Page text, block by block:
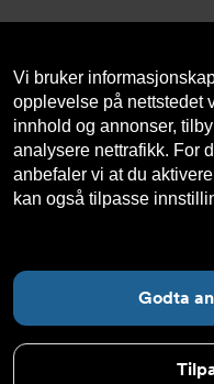
Vi bruker
opplevelse på nettstedet
innhold og annonser,
analysere nettrafikk. For
anbefaler vi at du
kan også tilpasse
Godta
Nyheter Om oss